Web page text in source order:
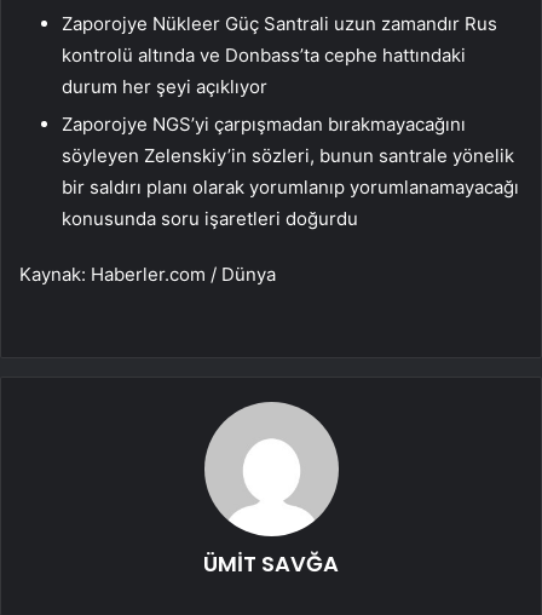
Zaporojye Nükleer Güç Santrali uzun zamandır Rus
kontrolü altında ve Donbass’ta cephe hattındaki
durum her şeyi açıklıyor
Zaporojye NGS’yi çarpışmadan bırakmayacağını
söyleyen Zelenskiy’in sözleri, bunun santrale yönelik
bir saldırı planı olarak yorumlanıp yorumlanamayacağı
konusunda soru işaretleri doğurdu
Kaynak: Haberler.com / Dünya
ÜMİT SAVĞA